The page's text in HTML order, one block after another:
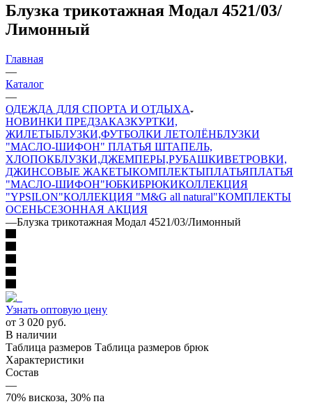
Блузка трикотажная Модал 4521/03/
Лимонный
Главная
—
Каталог
—
ОДЕЖДА ДЛЯ СПОРТА И ОТДЫХА
НОВИНКИ ПРЕДЗАКАЗКУРТКИ,
ЖИЛЕТЫБЛУЗКИ,ФУТБОЛКИ ЛЕТОЛЁНБЛУЗКИ
"МАСЛО-ШИФОН" ПЛАТЬЯ ШТАПЕЛЬ,
ХЛОПОКБЛУЗКИ,ДЖЕМПЕРЫ,РУБАШКИВЕТРОВКИ,
ДЖИНСОВЫЕ ЖАКЕТЫКОМПЛЕКТЫПЛАТЬЯПЛАТЬЯ
"МАСЛО-ШИФОН"ЮБКИБРЮКИКОЛЛЕКЦИЯ
"YPSILON"КОЛЛЕКЦИЯ "M&G all natural"КОМПЛЕКТЫ
ОСЕНЬСЕЗОННАЯ АКЦИЯ
—Блузка трикотажная Модал 4521/03/Лимонный
Узнать оптовую цену
от 3 020 руб.
В наличии
Таблица размеров Таблица размеров брюк
Характеристики
Состав
—
70% вискоза, 30% па